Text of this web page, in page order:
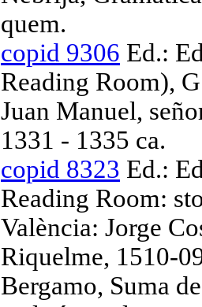
quem.
copid 9306 Ed.:
Reading Room),
Juan Manuel,
1331 - 1335 ca.
copid 8323 Ed.:
Reading Room:
València: Jorge
Riquelme, 1510-
Bergamo, Suma